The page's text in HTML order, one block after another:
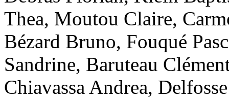
Thea, Moutou Claire,
Bézard Bruno, Fouqué
Sandrine, Baruteau
Chiavassa Andrea, Delfosse